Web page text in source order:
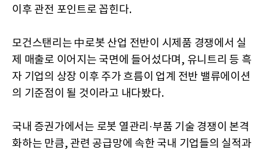
이후 관전 포인트로 꼽힌다.
모건스탠리는 中로봇 산업 전반이 시제품 경쟁에서 실
제 매출로 이어지는 국면에 들어섰다며, 유니트리 등 흑
자 기업의 상장 이후 주가 흐름이 업계 전반 밸류에이션
의 기준점이 될 것이라고 내다봤다.
국내 증권가에서는 로봇 열관리·부품 기술 경쟁이 본격
화하는 만큼, 관련 공급망에 속한 국내 기업들의 실적과